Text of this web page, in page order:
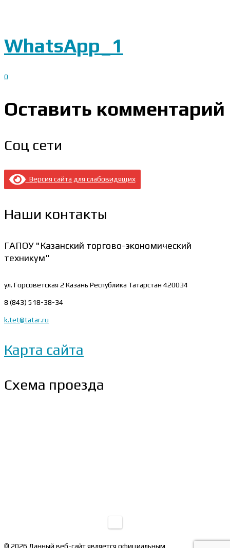
WhatsApp_1
0
Оставить комментарий
Соц сети
Версия сайта для слабовидящих
Наши контакты
ГАПОУ "Казанский торгово-экономический
техникум"
ул. Горсоветская 2 Казань Республика Татарстан 420034
8 (843) 518-38-34
k.tet@tatar.ru
Карта сайта
Схема проезда
© 2026 Данный веб-сайт является официальным